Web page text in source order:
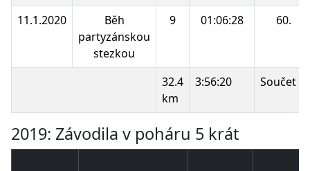
11.1.2020
Běh
partyzánskou
stezkou
9 01:06:28 60.
32.4
km
3:56:20 Součet
2019: Závodila v poháru 5 krát